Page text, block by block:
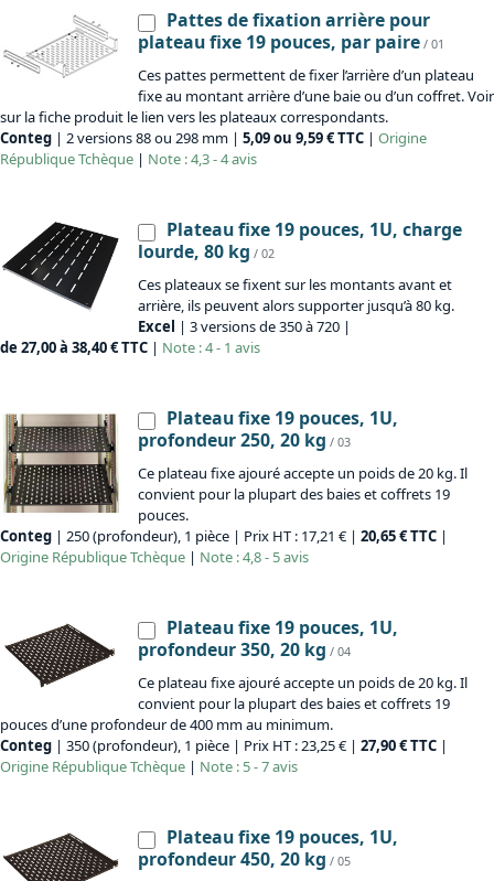
Pattes de fixation arrière pour
plateau fixe 19 pouces, par paire / 01
Ces pattes permettent de fixer l’arrière d’un plateau
fixe au montant arrière d’une baie ou d’un coffret. Voir
sur la fiche produit le lien vers les plateaux correspondants.
Conteg | 2 versions 88 ou 298 mm | 5,09 ou 9,59 € TTC | Origine
République Tchèque | Note : 4,3 - 4 avis
Plateau fixe 19 pouces, 1U, charge
lourde, 80 kg / 02
Ces plateaux se fixent sur les montants avant et
arrière, ils peuvent alors supporter jusqu’à 80 kg.
Excel
| 3 versions de 350 à 720 |
de 27,00 à 38,40 € TTC | Note : 4 - 1 avis
Plateau fixe 19 pouces, 1U,
profondeur 250, 20 kg / 03
Ce plateau fixe ajouré accepte un poids de 20 kg. Il
convient pour la plupart des baies et coffrets 19
pouces.
Conteg | 250 (profondeur), 1 pièce | Prix HT : 17,21 € | 20,65 € TTC |
Origine République Tchèque | Note : 4,8 - 5 avis
Plateau fixe 19 pouces, 1U,
profondeur 350, 20 kg / 04
Ce plateau fixe ajouré accepte un poids de 20 kg. Il
convient pour la plupart des baies et coffrets 19
pouces d’une profondeur de 400 mm au minimum.
Conteg | 350 (profondeur), 1 pièce | Prix HT : 23,25 € | 27,90 € TTC |
Origine République Tchèque | Note : 5 - 7 avis
Plateau fixe 19 pouces, 1U,
profondeur 450, 20 kg / 05